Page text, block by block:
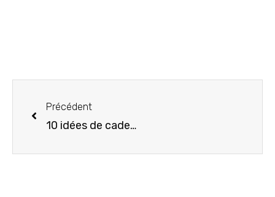
Précédent
10 idées de cadeaux écolo pour voyageurs